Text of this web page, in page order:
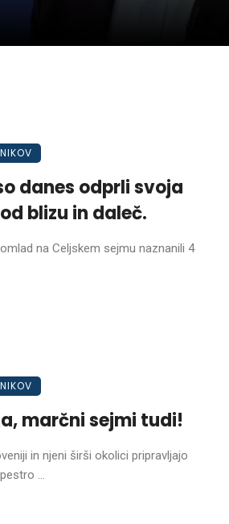
danes odprli svoja
blizu in daleč.
na Celjskem sejmu naznanili 4
marčni sejmi tudi!
in njeni širši okolici pripravljajo
...